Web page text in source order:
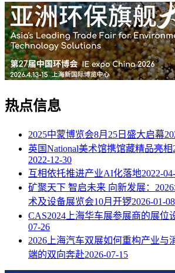
热点信息
2025中蒙博览会8月25日盛大启幕
英国National美术馆携馆藏精品亮
2022-12-30
互相依托推进产业AI化落地2022-
矿聚天下 智启未来 向新发展：
术及设备展览会10月开锣2026-01-08
CAS2024上海华车展参展商的展位
07-26
2026上海汽车双展如何重构产业与
端的双向奔赴2026-07-15